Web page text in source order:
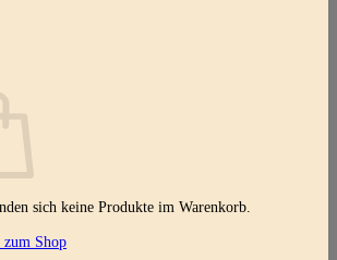
sich keine Produkte im Warenkorb.
Shop